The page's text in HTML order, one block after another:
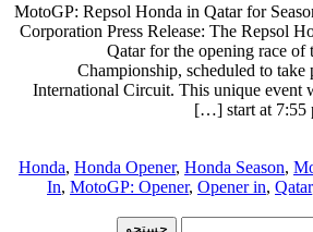
MotoGP: Repsol Honda in Qatar for
Corporation Press Release: The Repsol
Qatar for the opening race
Championship, scheduled to
International Circuit. This unique event
start at 7:55
Honda, Honda Opener, Honda Season,
In, MotoGP: Opener, Opener in, Qatar